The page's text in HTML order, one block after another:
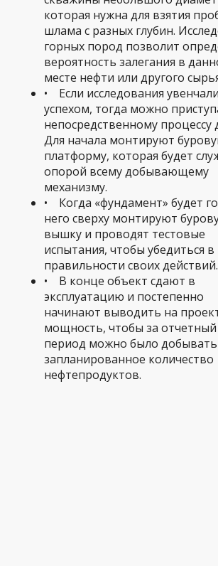
которая нужна для взятия
шлама с разных глубин.
горных пород позволит
вероятность залегания в
месте нефти или другого
• Если исследования
успехом, тогда можно
непосредственному процессу
Для начала монтируют
платформу, которая будет
опорой всему добывающему
механизму.
• Когда «фундамент» будет
него сверху монтируют
вышку и проводят тестовые
испытания, чтобы убедиться в
правильности своих действий.
• В конце объект сдают в
эксплуатацию и постепенно
начинают выводить на
мощность, чтобы за отчетный
период можно было добывать
запланированное количество
нефтепродуктов.